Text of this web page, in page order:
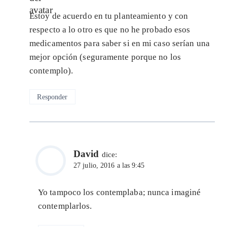
Estoy de acuerdo en tu planteamiento y con
respecto a lo otro es que no he probado esos
medicamentos para saber si en mi caso serían una
mejor opción (seguramente porque no los
contemplo).
Responder
David dice:
27 julio, 2016 a las 9:45
Yo tampoco los contemplaba; nunca imaginé
contemplarlos.